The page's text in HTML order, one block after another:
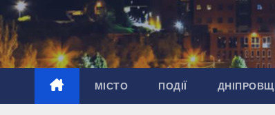
Перейти
до
вмісту
МІСТО ПОДІЇ